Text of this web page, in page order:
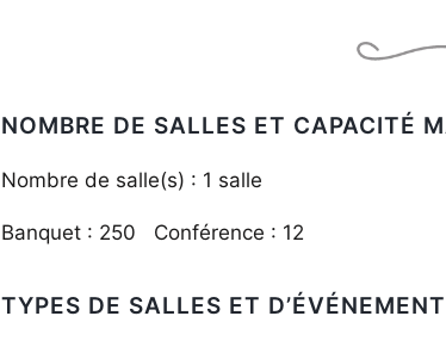
NOMBRE DE SALLES ET CAPACITÉ
Nombre de salle(s) : 1 salle
Banquet : 250 Conférence : 12
TYPES DE SALLES ET